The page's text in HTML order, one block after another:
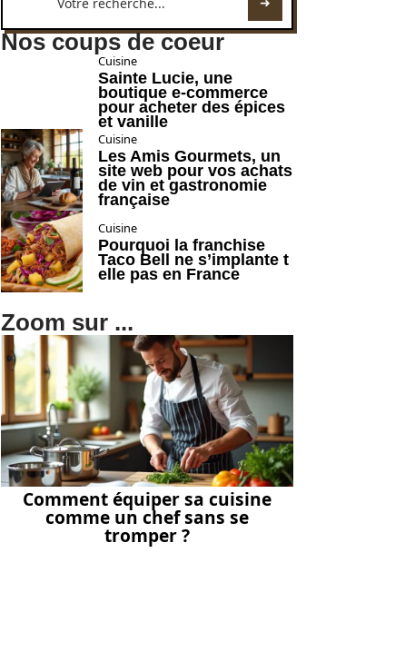
Nos coups de coeur
Cuisine
Sainte Lucie, une
boutique e-commerce
pour acheter des épices
et vanille
Cuisine
Les Amis Gourmets, un
site web pour vos achats
de vin et gastronomie
française
Cuisine
Pourquoi la franchise
Taco Bell ne s’implante t
elle pas en France
Zoom sur ...
Comment équiper sa cuisine
comme un chef sans se
tromper ?